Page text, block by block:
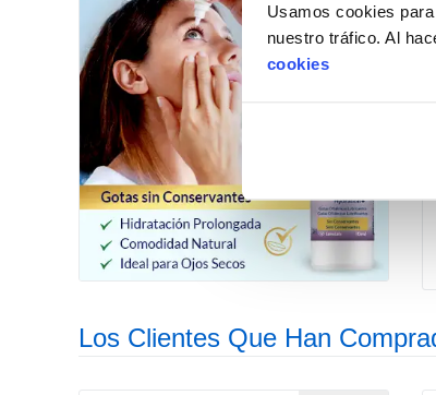
Usamos cookies
nuestro tráfico. Al
cookies
Los Clientes Que Han